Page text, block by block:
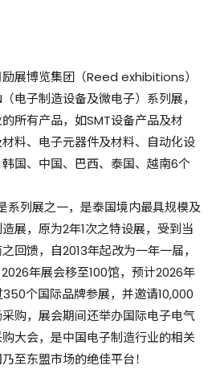
展博览集团（Reed exhibitions）
电子制造设备及微电子）系列展，
所有产品，如SMT设备产品及材
料、电子元器件及材料、自动化设
国、中国、巴西、泰国、越南6个
系列展之一，是泰国境内最具规模及
展，原为2年1次之特设展，受到当
回馈，自2013年起改为一年一届，
年展会移至100馆，预计2026年
个国际品牌参展，并邀请10,000
购，展会期间还举办国际电子电气
大会，是中国电子制造行业的相关
至东盟市场的绝佳平台！